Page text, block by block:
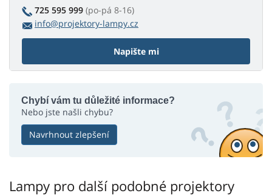
725 595 999 (po-pá 8-16)
info@projektory-lampy.cz
Napište mi
Chybí vám tu důležité informace?
Nebo jste našli chybu?
Navrhnout zlepšení
Lampy pro další podobné projektory